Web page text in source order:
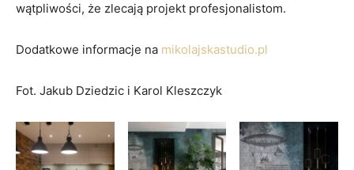
wątpliwości, że zlecają projekt profesjonalistom.
Dodatkowe informacje na mikolajskastudio.pl
Fot. Jakub Dziedzic i Karol Kleszczyk